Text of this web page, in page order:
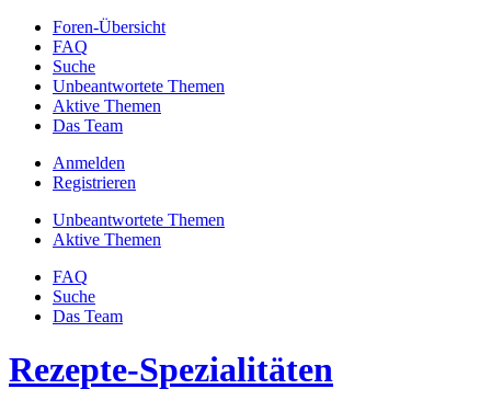
Foren-Übersicht
FAQ
Suche
Unbeantwortete Themen
Aktive Themen
Das Team
Anmelden
Registrieren
Unbeantwortete Themen
Aktive Themen
FAQ
Suche
Das Team
Rezepte-Spezialitäten